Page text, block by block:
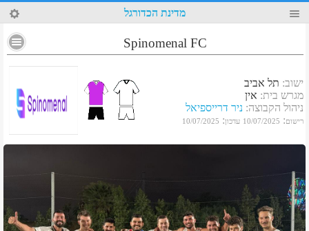
13 מדינת הכדורגל
Spinomenal FC
ישוב: תל אביב
מגרש בית: אין
ניהול הקבוצה: ניר דרייספיאל
רישום:
10/07/2025 עדכון:
10/07/2025